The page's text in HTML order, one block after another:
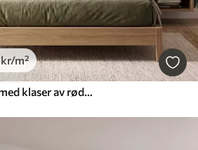
kr/m²
Tropiske bananblader med klaser av røde kaffebær, i akvarellstil